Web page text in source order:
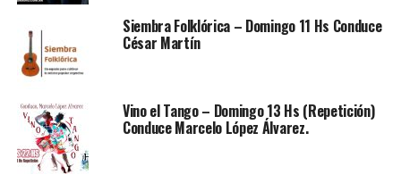
Siembra Folklórica – Domingo 11 Hs Conduce
César Martín
Vino el Tango – Domingo 13 Hs (Repetición)
Conduce Marcelo López Álvarez.